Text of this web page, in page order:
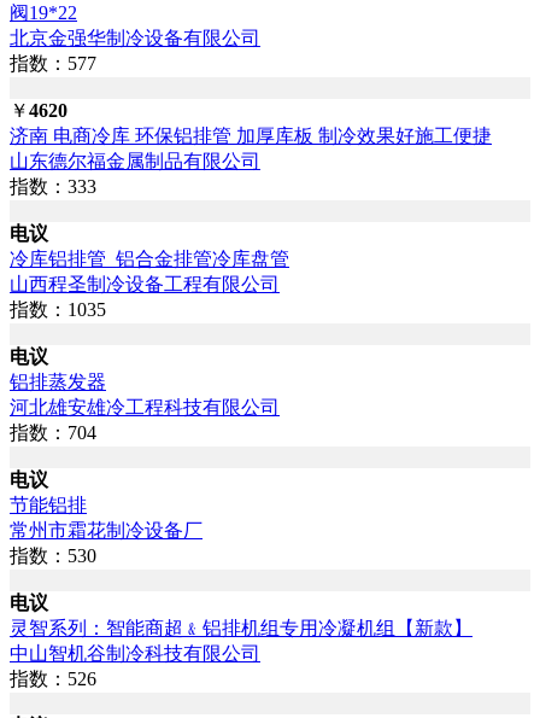
阀19*22
北京金强华制冷设备有限公司
指数：577
￥4620
济南 电商冷库 环保铝排管 加厚库板 制冷效果好施工便捷
山东德尔福金属制品有限公司
指数：333
电议
冷库铝排管_铝合金排管冷库盘管
山西程圣制冷设备工程有限公司
指数：1035
电议
铝排蒸发器
河北雄安雄冷工程科技有限公司
指数：704
电议
节能铝排
常州市霜花制冷设备厂
指数：530
电议
灵智系列：智能商超﹠铝排机组专用冷凝机组【新款】
中山智机谷制冷科技有限公司
指数：526